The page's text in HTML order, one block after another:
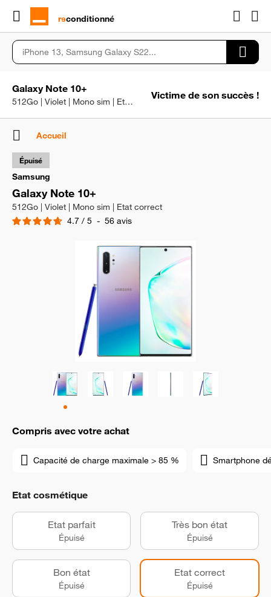
rɘconditionné
Galaxy Note 10+
512Go | Violet | Mono sim | Etat correct
Victime de son succès !
Accueil
Samsung
Galaxy Note 10+
512Go | Violet | Mono sim | Etat correct
4.7 / 5 - 56 avis
Épuisé
Compris avec votre achat
Capacité de charge maximale > 85 % Smartphone
Etat cosmétique
Etat parfait
Épuisé
Très bon état
Épuisé
Bon état
Épuisé
Etat correct
Épuisé